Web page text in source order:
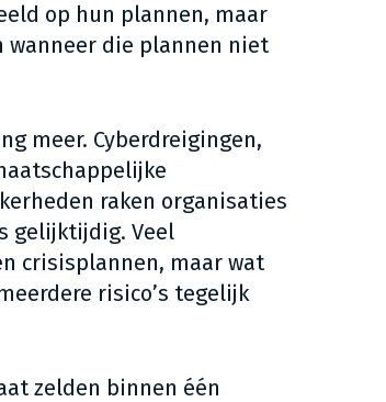
op hun plannen, maar
wanneer die plannen niet
meer. Cyberdreigingen,
raken organisaties
gelijktijdig. Veel
crisisplannen, maar wat
risico’s tegelijk
zelden binnen één